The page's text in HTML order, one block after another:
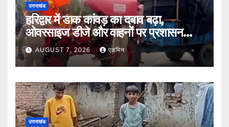
उत्तराखंड
हरिद्वार में डाक कांवड़ का दबाव बढ़ा,
ओवरसाइज डीजे और वाहनों पर प्रशासन
सख्तAUGUST 7, 2026 एडमिन
उत्तराखंड